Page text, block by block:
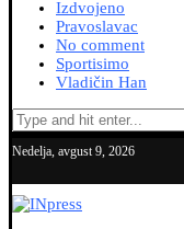
Izdvojeno
Pravoslavac
No comment
Sportisimo
Vladičin Han
Nedelja, avgust 9, 2026